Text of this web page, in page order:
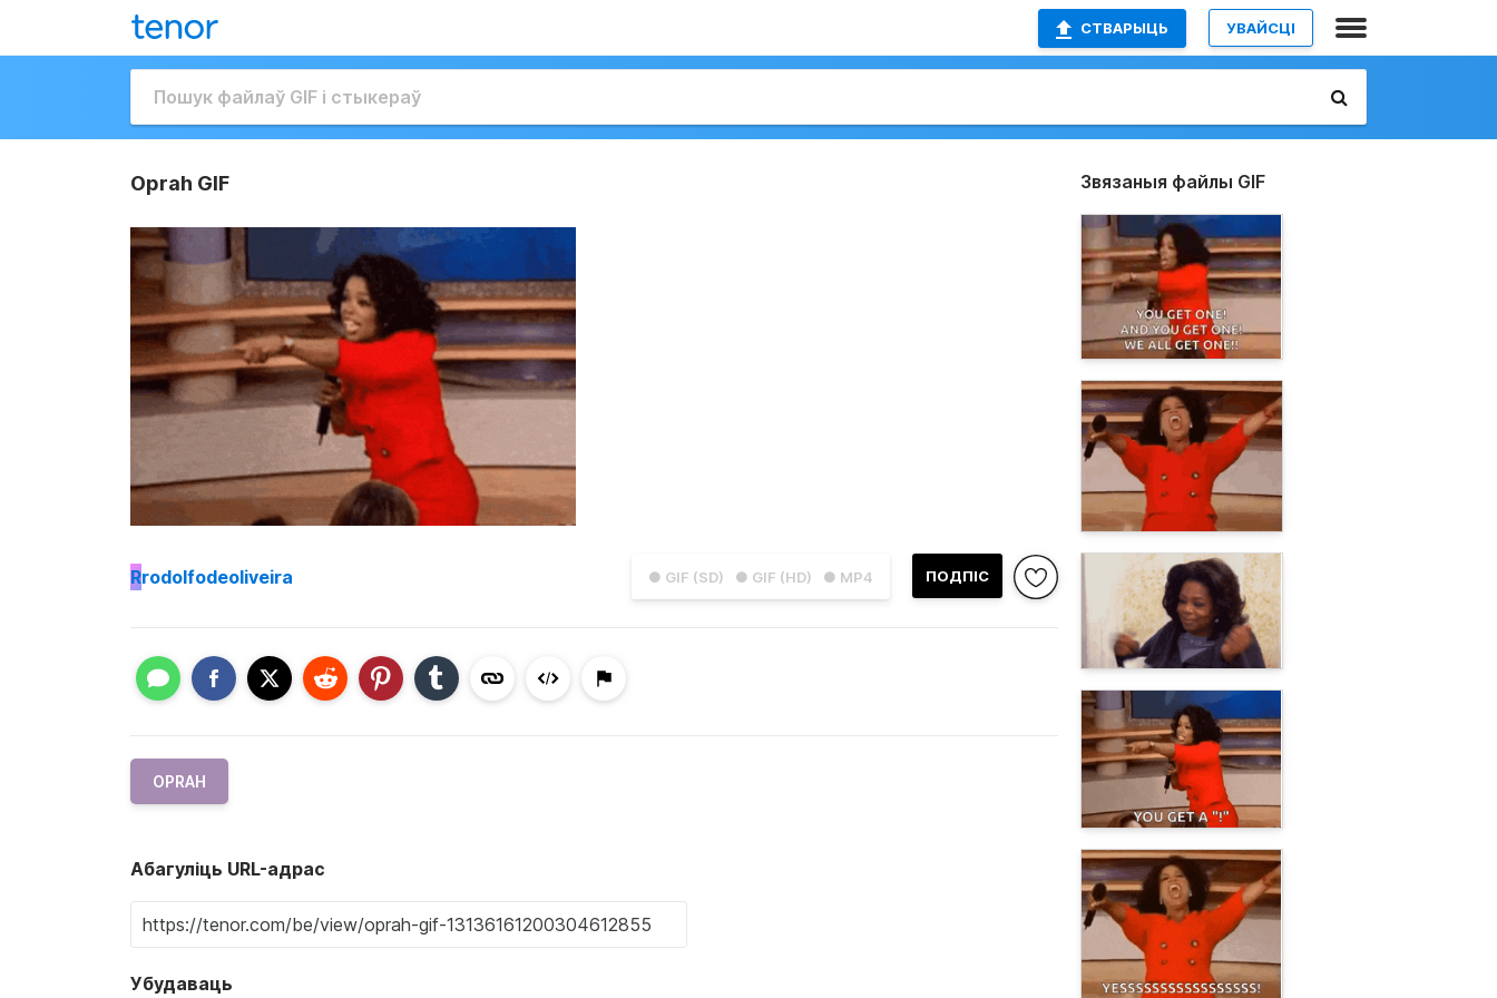
СТВАРЫЦЬ УВАЙСЦІ
Oprah GIF
● GIF (SD) ● GIF (HD) ● MP4 ПОДПІС
Rrodolfodeoliveira
OPRAH
Абагуліць URL-адрас
Убудаваць
Звязаныя файлы GIF